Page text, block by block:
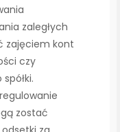
zaległych
zajęciem kont
czy
zostać